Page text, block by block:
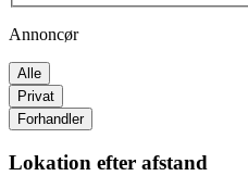
Annoncør
Alle
Privat
Forhandler
Lokation efter afstand